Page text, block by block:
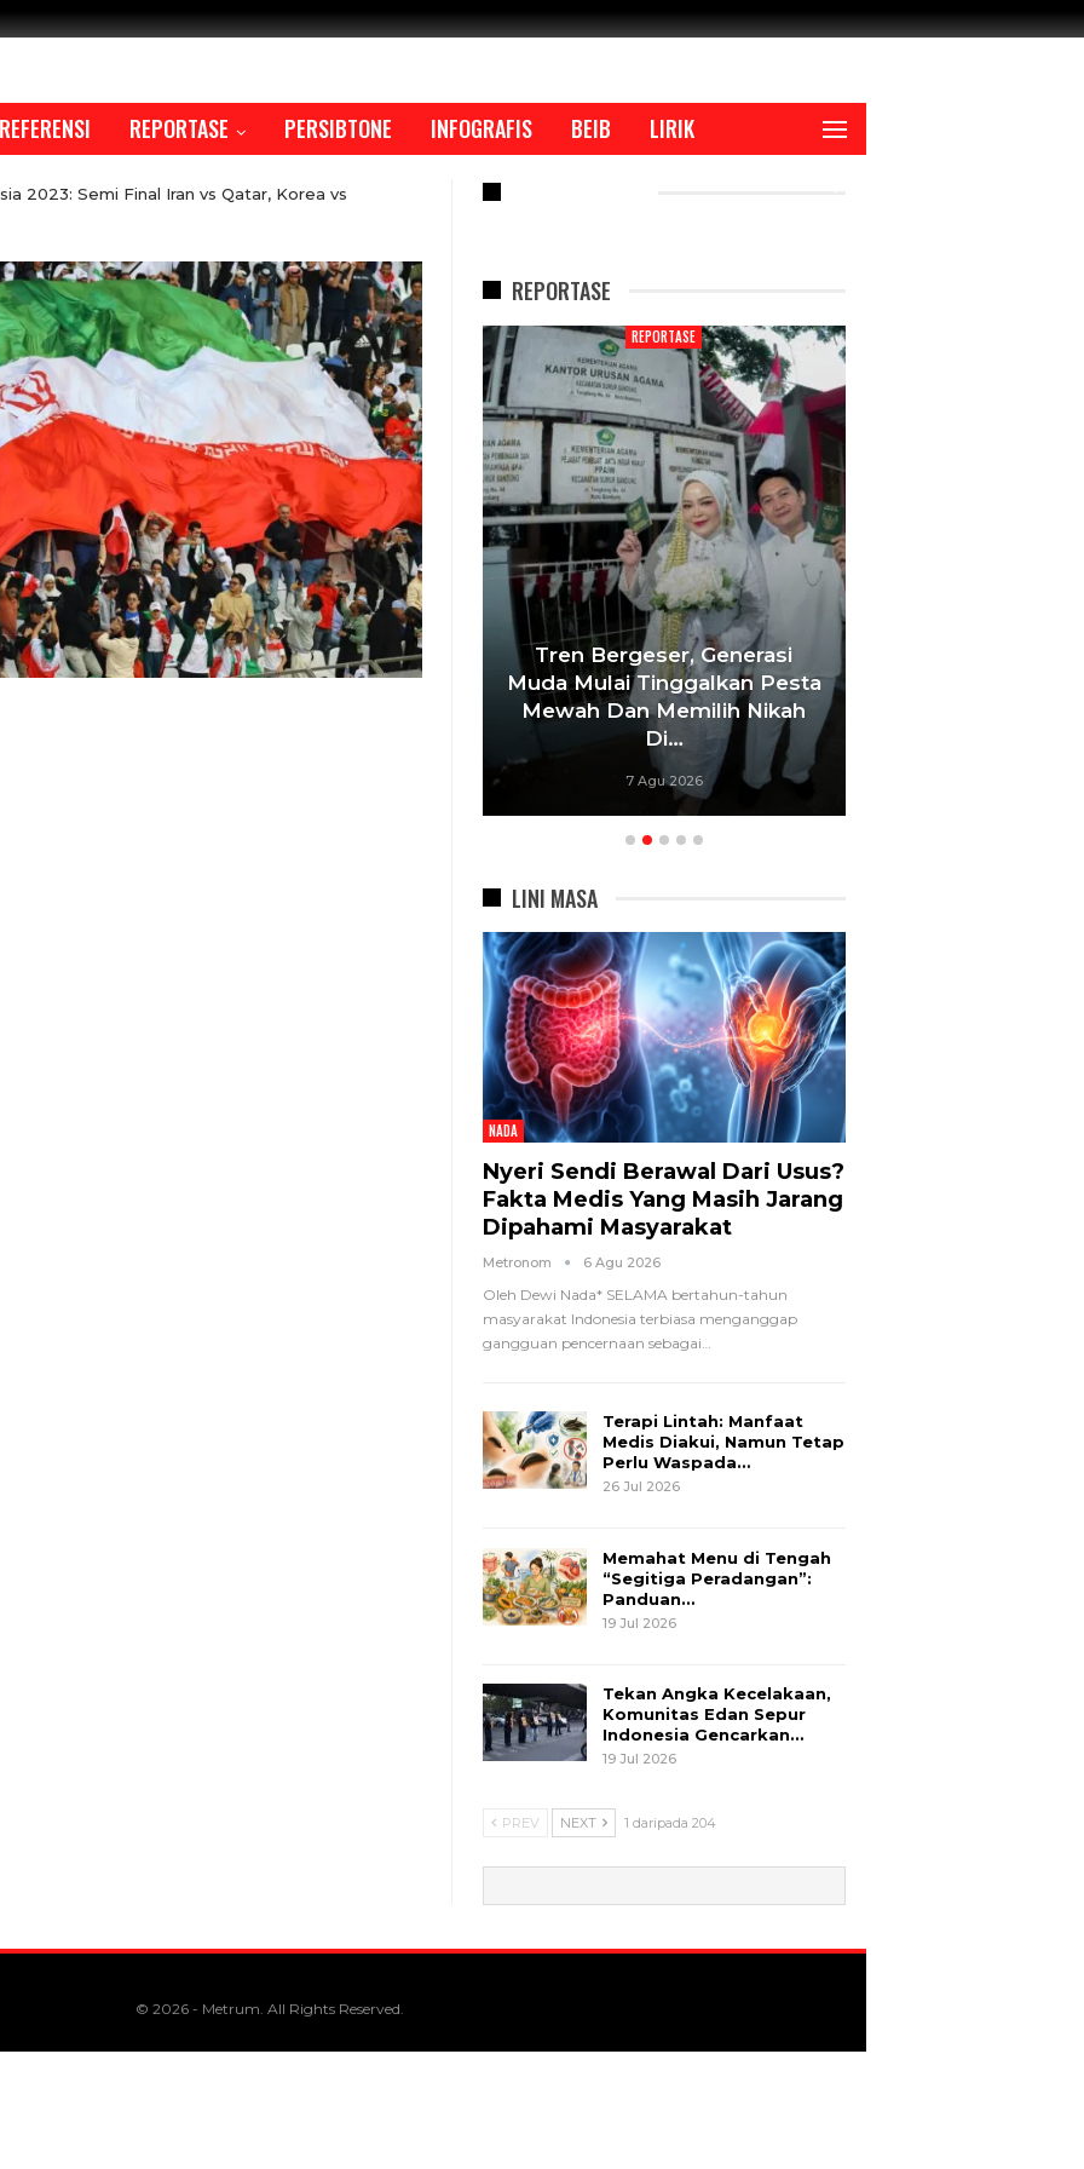
REFERENSI REPORTASE PERSIBTONE INFOGRAFIS BEIB LIRIK
2023: Semi Final Iran vs Qatar, Korea vs
REPORTASE
REPORTASE
Farhan Tegaskan Pendidikan
REPORTASE
Tren Bergeser, Generasi
Muda Mulai Tinggalkan Pesta
Mewah Dan Memilih Nikah
Di…
7 Agu 2026
LINI MASA
NADA
Nyeri Sendi Berawal Dari Usus?
Fakta Medis Yang Masih Jarang
Dipahami Masyarakat
Metronom 6 Agu 2026
Oleh Dewi Nada* SELAMA bertahun-tahun
masyarakat Indonesia terbiasa menganggap
gangguan pencernaan sebagai…
Terapi Lintah: Manfaat
Medis Diakui, Namun Tetap
Perlu Waspada…
26 Jul 2026
Memahat Menu di Tengah
“Segitiga Peradangan”:
Panduan…
19 Jul 2026
Tekan Angka Kecelakaan,
Komunitas Edan Sepur
Indonesia Gencarkan…
19 Jul 2026
PREV NEXT 1 daripada 204
© 2026 - Metrum. All Rights Reserved.